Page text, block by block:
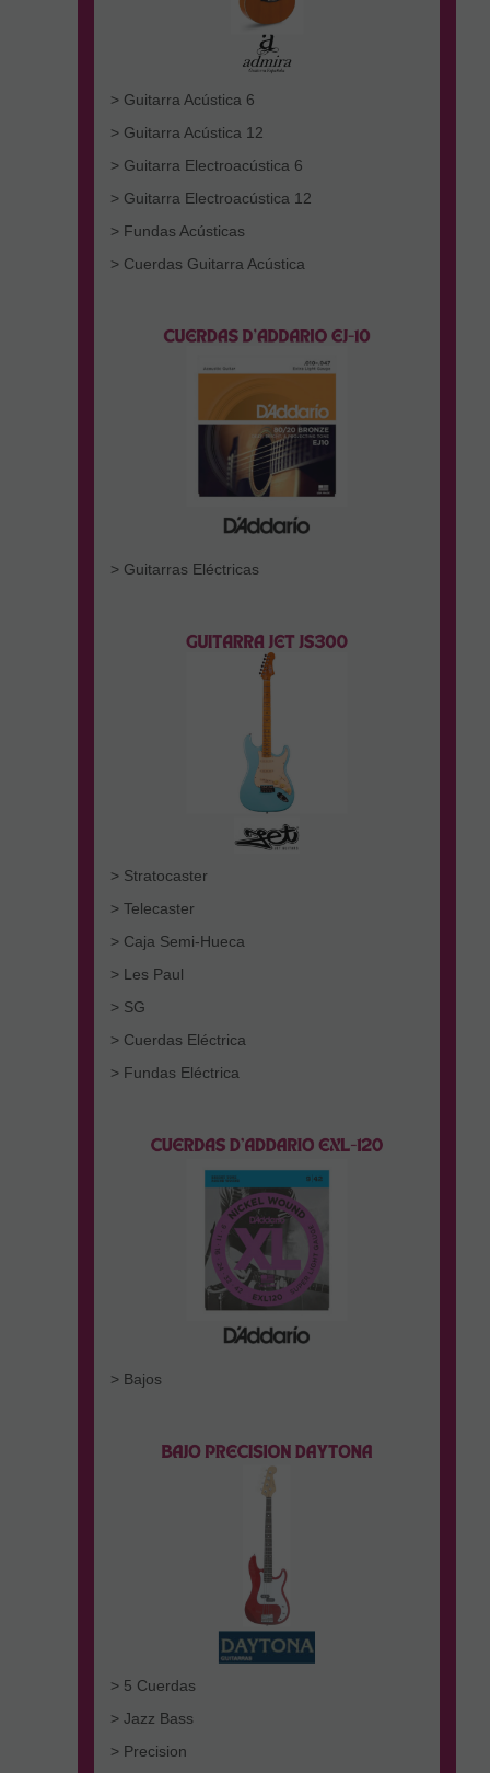
> Guitarra Acústica 6
> Guitarra Acústica 12
> Guitarra Electroacústica 6
> Guitarra Electroacústica 12
> Fundas Acústicas
> Cuerdas Guitarra Acústica
> Guitarras Eléctricas
> Stratocaster
> Telecaster
> Caja Semi-Hueca
> Les Paul
> SG
> Cuerdas Eléctrica
> Fundas Eléctrica
> Bajos
> 5 Cuerdas
> Jazz Bass
> Precision